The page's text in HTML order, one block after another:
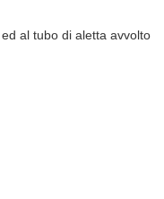
al tubo di aletta avvolto